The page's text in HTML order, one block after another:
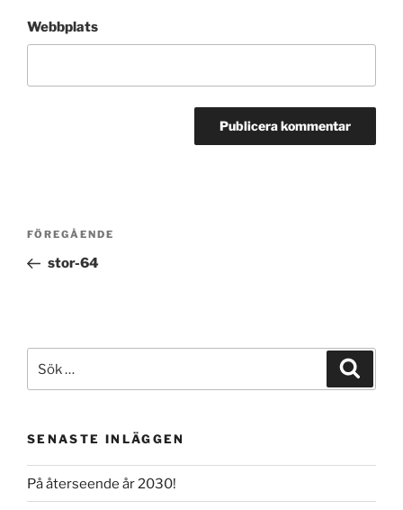
Webbplats
Inläggsnavigering
Föregående
inlägg
FÖREGÅENDE
stor-64
efter:
SENASTE INLÄGGEN
På återseende år 2030!